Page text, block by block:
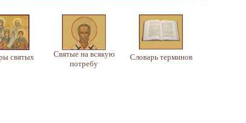
святых
Святые на всякую
потребу
Словарь терминов